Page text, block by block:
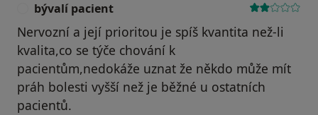
bývalí pacient
Nervozní a její prioritou je spíš kvantita než-li
kvalita,co se týče chování k
pacientům,nedokáže uznat že někdo může mít
práh bolesti vyšší než je běžné u ostatních
pacientů.